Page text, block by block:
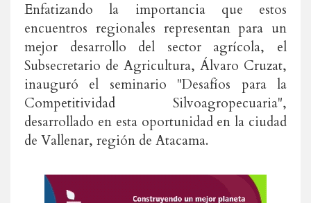
Enfatizando la importancia que estos
encuentros regionales representan para un
mejor desarrollo del sector agrícola, el
Subsecretario de Agricultura, Álvaro Cruzat,
inauguró el seminario "Desafíos para la
Competitividad Silvoagropecuaria",
desarrollado en esta oportunidad en la ciudad
de Vallenar, región de Atacama.